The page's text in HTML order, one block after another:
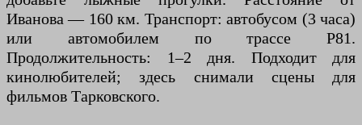
Иванова — 160 км. Транспорт: автобусом (3 часа)
или автомобилем по трассе Р81.
Продолжительность: 1–2 дня. Подходит для
кинолюбителей; здесь снимали сцены для
фильмов Тарковского.